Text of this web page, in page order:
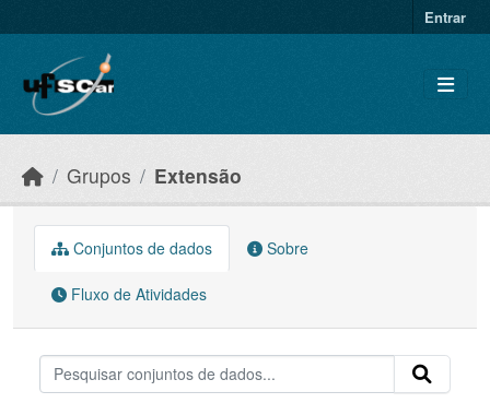
Entrar
Grupos Extensão
Conjuntos de dados Sobre
Fluxo de Atividades